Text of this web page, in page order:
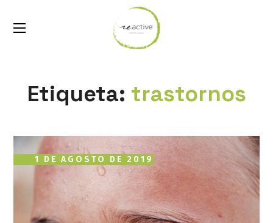
Etiqueta: trastornos
1 DE AGOSTO DE 2019